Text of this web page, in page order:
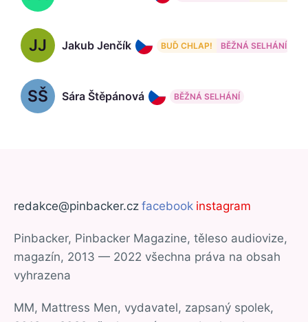
JJ Jakub Jenčík BUĎ CHLAP! BĚŽNÁ SELHÁNÍ
SŠ Sára Štěpánová BĚŽNÁ SELHÁNÍ
redakce@pinbacker.cz facebook instagram
Pinbacker, Pinbacker Magazine, těleso audiovize,
magazín, 2013 — 2022 všechna práva na obsah
vyhrazena
MM, Mattress Men, vydavatel, zapsaný spolek,